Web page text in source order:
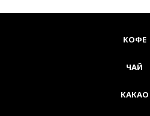
КОФЕ
ЧАЙ
КАКАО